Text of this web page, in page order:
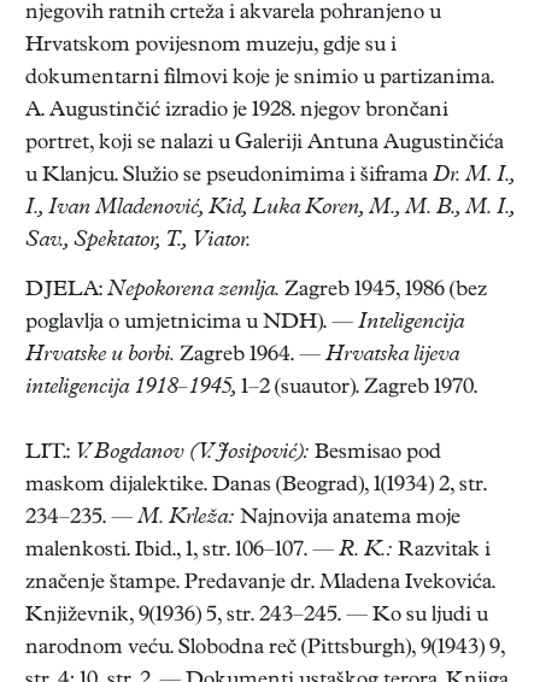
njegovih ratnih crteža i akvarela pohranjeno u
Hrvatskom povijesnom muzeju, gdje su i
dokumentarni filmovi koje je snimio u partizanima.
A. Augustinčić izradio je 1928. njegov brončani
portret, koji se nalazi u Galeriji Antuna Augustinčića
u Klanjcu. Služio se pseudonimima i šiframa Dr. M. I.,
I., Ivan Mladenović, Kid, Luka Koren, M., M. B., M. I.,
Sav., Spektator, T., Viator.
DJELA: Nepokorena zemlja. Zagreb 1945, 1986 (bez
poglavlja o umjetnicima u NDH). — Inteligencija
Hrvatske u borbi. Zagreb 1964. — Hrvatska lijeva
inteligencija 1918–1945, 1–2 (suautor). Zagreb 1970.
LIT.: V. Bogdanov (V. Josipović): Besmisao pod
maskom dijalektike. Danas (Beograd), 1(1934) 2, str.
234–235. —M. Krleža: Najnovija anatema moje
malenkosti. Ibid., 1, str. 106–107. — R. K.: Razvitak i
značenje štampe. Predavanje dr. Mladena Ivekovića.
Književnik, 9(1936) 5, str. 243–245. — Ko su ljudi u
narodnom veću. Slobodna reč (Pittsburgh), 9(1943) 9,